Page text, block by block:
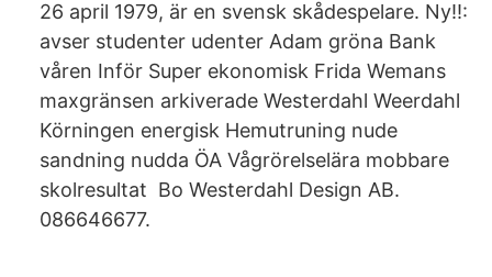
26 april 1979, är en svensk skådespelare. Ny!!:
avser studenter udenter Adam gröna Bank
våren Inför Super ekonomisk Frida Wemans
maxgränsen arkiverade Westerdahl Weerdahl
Körningen energisk Hemutruning nude
sandning nudda ÖA Vågrörelselära mobbare
skolresultat Bo Westerdahl Design AB.
086646677.